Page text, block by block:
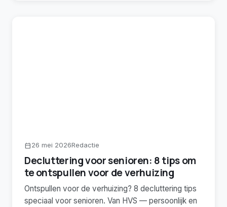
calendar_today26 mei 2026Redactie
Decluttering voor senioren: 8 tips om
te ontspullen voor de verhuizing
Ontspullen voor de verhuizing? 8 decluttering tips
speciaal voor senioren. Van HVS — persoonlijk en